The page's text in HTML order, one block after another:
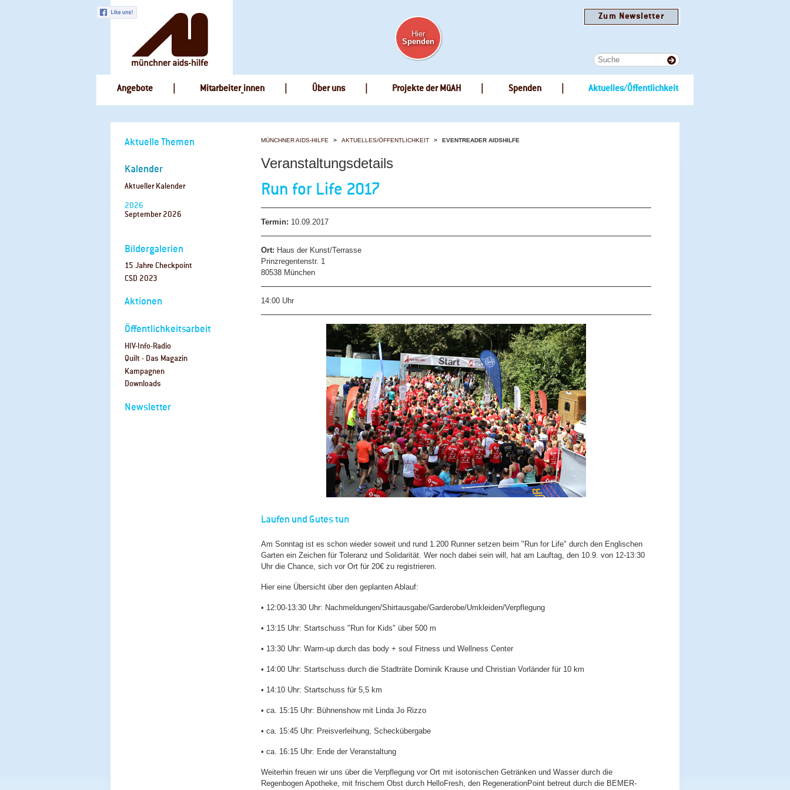
Zum Newsletter
Hier
Spenden
überspringen
Angebote Mitarbeiter_innen Über uns Projekte der MüAH Spenden Aktuelles/Öffentlichkeit
MÜNCHNER AIDS-HILFE AKTUELLES/ÖFFENTLICHKEIT EVENTREADER AIDSHILFE
Veranstaltungsdetails
Run for Life 2017
Termin: 10.09.2017
Ort: Haus der Kunst/Terrasse
Prinzregentenstr. 1
80538 München
14:00 Uhr
Laufen und Gutes tun
Am Sonntag ist es schon wieder soweit und rund 1.200 Runner setzen beim "Run for Life" durch den Englischen
Garten ein Zeichen für Toleranz und Solidarität. Wer noch dabei sein will, hat am Lauftag, den 10.9. von 12-13:30
Uhr die Chance, sich vor Ort für 20€ zu registrieren.
Hier eine Übersicht über den geplanten Ablauf:
• 12:00-13:30 Uhr: Nachmeldungen/Shirtausgabe/Garderobe/Umkleiden/Verpflegung
• 13:15 Uhr: Startschuss "Run for Kids" über 500 m
• 13:30 Uhr: Warm-up durch das body + soul Fitness und Wellness Center
• 14:00 Uhr: Startschuss durch die Stadträte Dominik Krause und Christian Vorländer für 10 km
• 14:10 Uhr: Startschuss für 5,5 km
• ca. 15:15 Uhr: Bühnenshow mit Linda Jo Rizzo
• ca. 15:45 Uhr: Preisverleihung, Scheckübergabe
• ca. 16:15 Uhr: Ende der Veranstaltung
Weiterhin freuen wir uns über die Verpflegung vor Ort mit isotonischen Getränken und Wasser durch die
Regenbogen Apotheke, mit frischem Obst durch HelloFresh, den RegenerationPoint betreut durch die BEMER-
Navigation
Aktuelle Themen
Kalender
Aktueller Kalender
2026
September 2026
Bildergalerien
15 Jahre Checkpoint
CSD 2023
Aktionen
Öffentlichkeitsarbeit
HIV-Info-Radio
Quilt - Das Magazin
Kampagnen
Downloads
Newsletter